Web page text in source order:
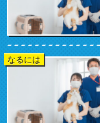
なるには